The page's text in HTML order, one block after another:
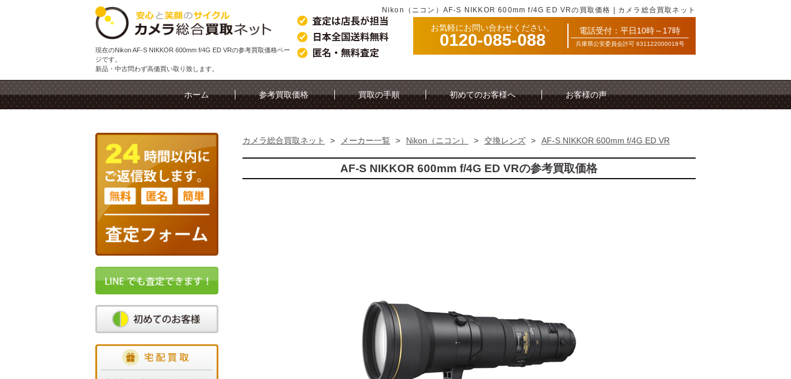
Nikon（ニコン）AF-S NIKKOR 600mm f/4G ED VRの買取価格 | カメラ総合買取ネット
現在のNikon AF-S NIKKOR 600mm f/4G ED VRの参考買取価格ペー
ジです。
新品・中古問わず高価買い取り致します。
お気軽にお問い合わせください。
0120-085-088 電話受付：平日10時～17時
兵庫県公安委員会許可 631122000018号
ホーム 参考買取価格 買取の手順 初めてのお客様へ お客様の声
カメラ総合買取ネット > メーカー一覧 > Nikon（ニコン） > 交換レンズ > AF-S NIKKOR 600mm f/4G ED VR
AF-S NIKKOR 600mm f/4G ED VRの参考買取価格